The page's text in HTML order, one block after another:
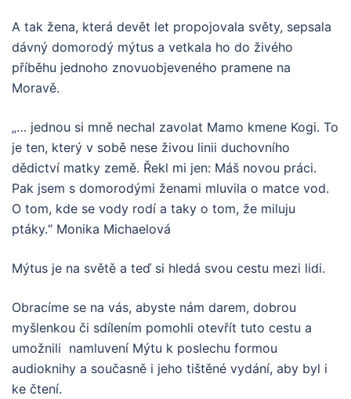
A tak žena, která devět let propojovala světy, sepsala
dávný domorodý mýtus a vetkala ho do živého
příběhu jednoho znovuobjeveného pramene na
Moravě.
„… jednou si mně nechal zavolat Mamo kmene Kogi. To
je ten, který v sobě nese živou linii duchovního
dědictví matky země. Řekl mi jen: Máš novou práci.
Pak jsem s domorodými ženami mluvila o matce vod.
O tom, kde se vody rodí a taky o tom, že miluju
ptáky.“ Monika Michaelová
Mýtus je na světě a teď si hledá svou cestu mezi lidi.
Obracíme se na vás, abyste nám darem, dobrou
myšlenkou či sdílením pomohli otevřít tuto cestu a
umožnili namluvení Mýtu k poslechu formou
audioknihy a současně i jeho tištěné vydání, aby byl i
ke čtení.